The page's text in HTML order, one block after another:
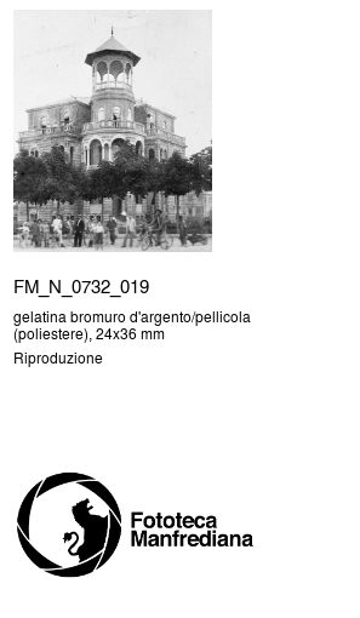
FM_N_0732_019
gelatina bromuro d'argento/pellicola
(poliestere), 24x36 mm
Riproduzione